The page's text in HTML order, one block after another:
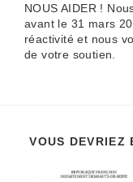
NOUS AIDER !
avant le 31 mars
réactivité et nous
de votre soutien.
VOUS DEVRIEZ